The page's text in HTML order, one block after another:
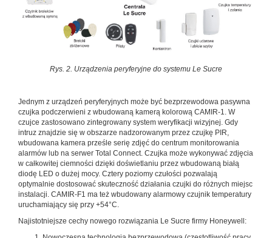
Rys. 2. Urządzenia peryferyjne do systemu Le Sucre
Jednym z urządzeń peryferyjnych może być bezprzewodowa pasywna
czujka podczerwieni z wbudowaną kamerą kolorową CAMIR-1. W
czujce zastosowano zintegrowany system weryfikacji wizyjnej. Gdy
intruz znajdzie się w obszarze nadzorowanym przez czujkę PIR,
wbudowana kamera prześle serię zdjęć do centrum monitorowania
alarmów lub na serwer Total Connect. Czujka może wykonywać zdjęcia
w całkowitej ciemności dzięki doświetlaniu przez wbudowaną białą
diodę LED o dużej mocy. Cztery poziomy czułości pozwalają
optymalnie dostosować skuteczność działania czujki do różnych miejsc
instalacji. CAMIR-F1 ma też wbudowany alarmowy czujnik temperatury
uruchamiający się przy +54°C.
Najistotniejsze cechy nowego rozwiązania Le Sucre firmy Honeywell: